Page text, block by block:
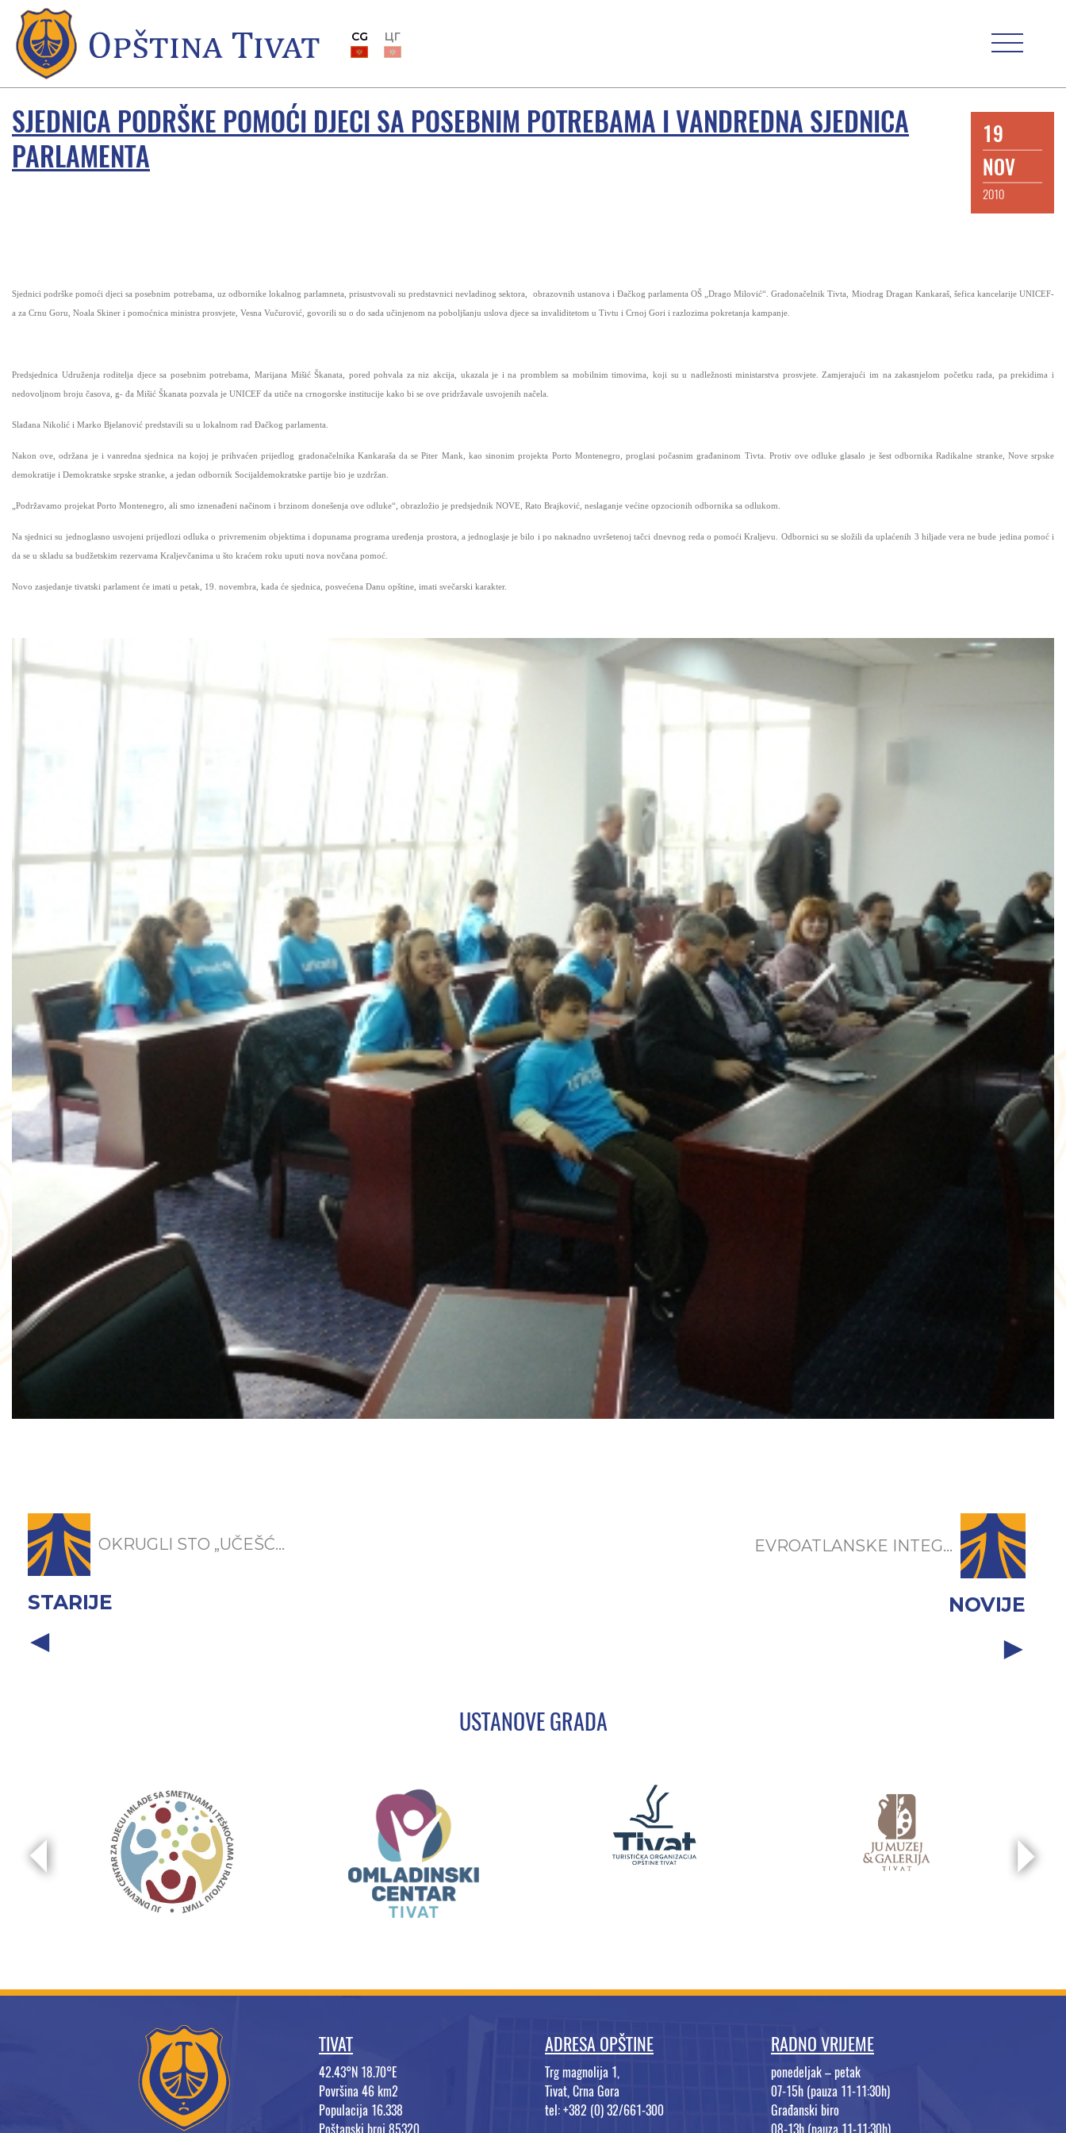
CG ЦГ
SJEDNICA PODRŠKE POMOĆI DJECI SA POSEBNIM POTREBAMA I VANDREDNA SJEDNICA
PARLAMENTA
19
NOV
2010
Sjednici podrške pomoći djeci sa posebnim potrebama, uz odbornike lokalnog parlamneta, prisustvovali su predstavnici nevladinog sektora, obrazovnih ustanova i Đačkog parlamenta OŠ „Drago Milović“. Gradonačelnik Tivta, Miodrag Dragan Kankaraš, šefica kancelarije UNICEF-
a za Crnu Goru, Noala Skiner i pomoćnica ministra prosvjete, Vesna Vučurović, govorili su o do sada učinjenom na poboljšanju uslova djece sa invaliditetom u Tivtu i Crnoj Gori i razlozima pokretanja kampanje.
Predsjednica Udruženja roditelja djece sa posebnim potrebama, Marijana Mišić Škanata, pored pohvala za niz akcija, ukazala je i na promblem sa mobilnim timovima, koji su u nadležnosti ministarstva prosvjete. Zamjerajući im na zakasnjelom početku rada, pa prekidima i
nedovoljnom broju časova, g- đa Mišić Škanata pozvala je UNICEF da utiče na crnogorske institucije kako bi se ove pridržavale usvojenih načela.
Slađana Nikolić i Marko Bjelanović predstavili su u lokalnom rad Đačkog parlamenta.
Nakon ove, održana je i vanredna sjednica na kojoj je prihvaćen prijedlog gradonačelnika Kankaraša da se Piter Mank, kao sinonim projekta Porto Montenegro, proglasi počasnim građaninom Tivta. Protiv ove odluke glasalo je šest odbornika Radikalne stranke, Nove srpske
demokratije i Demokratske srpske stranke, a jedan odbornik Socijaldemokratske partije bio je uzdržan.
„Podržavamo projekat Porto Montenegro, ali smo iznenađeni načinom i brzinom donešenja ove odluke“, obrazložio je predsjednik NOVE, Rato Brajković, neslaganje većine opzocionih odbornika sa odlukom.
Na sjednici su jednoglasno usvojeni prijedlozi odluka o privremenim objektima i dopunama programa uređenja prostora, a jednoglasje je bilo i po naknadno uvršetenoj tačci dnevnog reda o pomoći Kraljevu. Odbornici su se složili da uplaćenih 3 hiljade vera ne bude jedina pomoć i
da se u skladu sa budžetskim rezervama Kraljevčanima u što kraćem roku uputi nova novčana pomoć.
Novo zasjedanje tivatski parlament će imati u petak, 19. novembra, kada će sjednica, posvećena Danu opštine, imati svečarski karakter.
OKRUGLI STO „UČEŠĆ...
STARIJE
EVROATLANSKE INTEG...
NOVIJE
USTANOVE GRADA
TIVAT
42.43°N 18.70°E
Površina 46 km2
Populacija 16.338
Poštanski broj 85320
ADRESA OPŠTINE
Trg magnolija 1,
Tivat, Crna Gora
tel: +382 (0) 32/661-300
RADNO VRIJEME
ponedeljak – petak
07-15h (pauza 11-11:30h)
Građanski biro
08-13h (pauza 11-11:30h)